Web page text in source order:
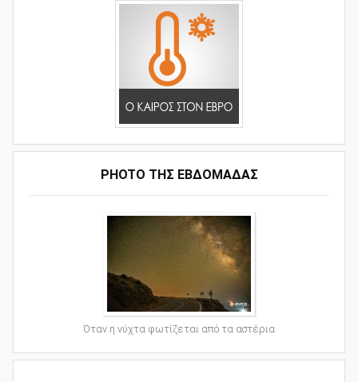
PHOTO ΤΗΣ ΕΒΔΟΜΑΔΑΣ
Όταν η νύχτα φωτίζεται από τα αστέρια